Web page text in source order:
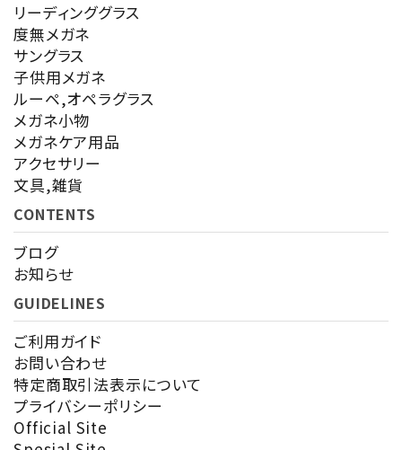
カテゴリー
リーディンググラス
度無メガネ
サングラス
子供用メガネ
ルーペ,オペラグラス
メガネ小物
メガネケア用品
アクセサリー
文具,雑貨
CONTENTS
ブログ
お知らせ
GUIDELINES
ご利用ガイド
お問い合わせ
特定商取引法表示について
プライバシーポリシー
Official Site